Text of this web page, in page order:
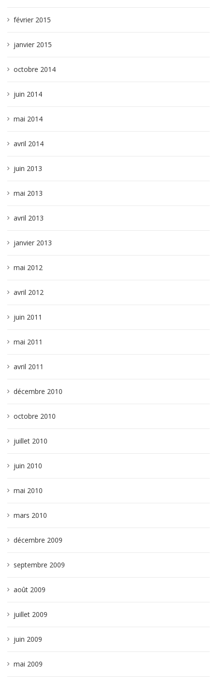
février 2015
janvier 2015
octobre 2014
juin 2014
mai 2014
avril 2014
juin 2013
mai 2013
avril 2013
janvier 2013
mai 2012
avril 2012
juin 2011
mai 2011
avril 2011
décembre 2010
octobre 2010
juillet 2010
juin 2010
mai 2010
mars 2010
décembre 2009
septembre 2009
août 2009
juillet 2009
juin 2009
mai 2009